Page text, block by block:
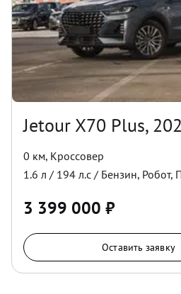
Jetour X70 Plus,
0 км, Кроссовер
1.6 л / 194 л.с / Бензин, Робот,
3 399 000 ₽
Оставить заявку